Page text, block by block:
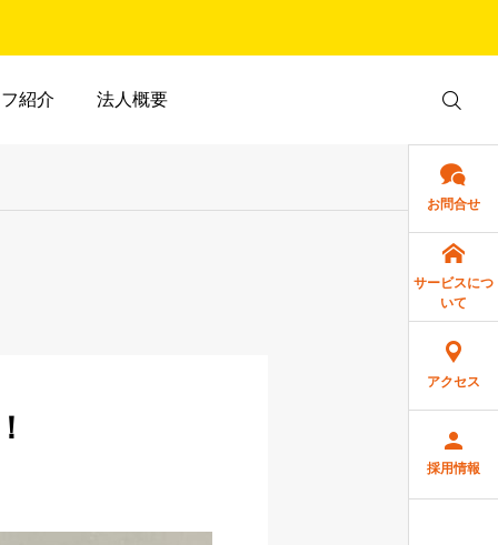
紹介 法人概要
お問合せ
サービスにつ
いて
アクセス
採用情報